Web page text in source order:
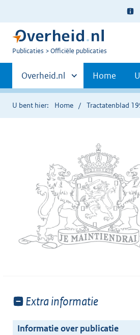
Ter
U
Publicaties Officiële publicaties
Primaire
navigatie
Andere
sites
binnen
Overheid.nl Home
U bent hier: Home Tractatenblad
Toon
van:
Extra informatie
Informatie over publicatie